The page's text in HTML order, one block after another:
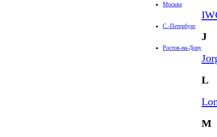
Москва
С.-Петербург
Ростов-на-Дону
J
L
M